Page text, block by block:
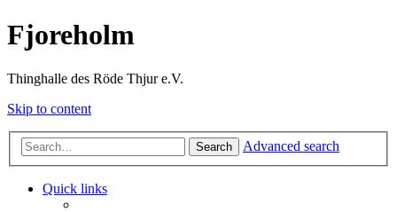
Fjoreholm
Thinghalle des Röde Thjur e.V.
Skip to content
Search Advanced search
Quick links